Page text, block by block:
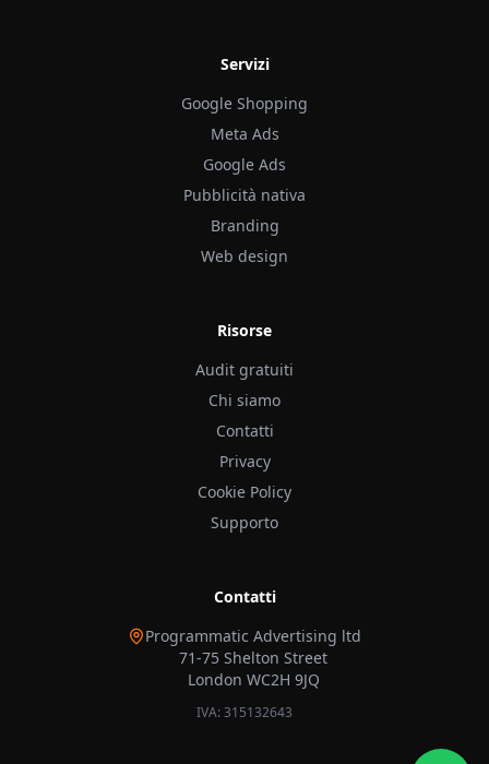
Servizi
Google Shopping
Meta Ads
Google Ads
Pubblicità nativa
Branding
Web design
Risorse
Audit gratuiti
Chi siamo
Contatti
Privacy
Cookie Policy
Supporto
Contatti
Programmatic Advertising ltd
71-75 Shelton Street
London WC2H 9JQ
IVA: 315132643